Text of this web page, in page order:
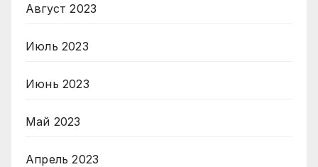
Август 2023
Июль 2023
Июнь 2023
Май 2023
Апрель 2023